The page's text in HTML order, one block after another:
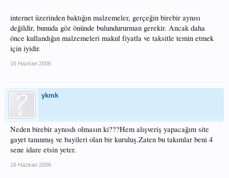
internet üzerinden baktığın malzemeler, gerçeğin birebir aynısı
değildir, bunuda göz önünde bulundururman gerekir. Ancak daha
önce kullandığın malzemeleri makul fiyatla ve taksitle temin etmek
için iyidir.
16 Haziran 2006
ykmk
Neden birebir aynısdı olmasın ki???Hem alışveriş yapacağım site
gayet tanınmış ve bayileri olan bir kuruluş.Zaten bu takımlar beni 4
sene idare etsin yeter.
16 Haziran 2006